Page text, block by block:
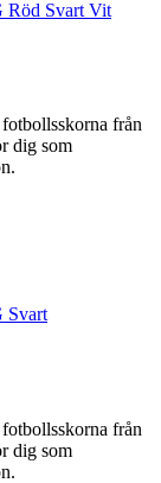
från
dig som
från
dig som